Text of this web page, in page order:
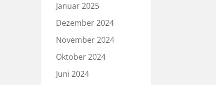
Januar 2025
Dezember 2024
November 2024
Oktober 2024
Juni 2024